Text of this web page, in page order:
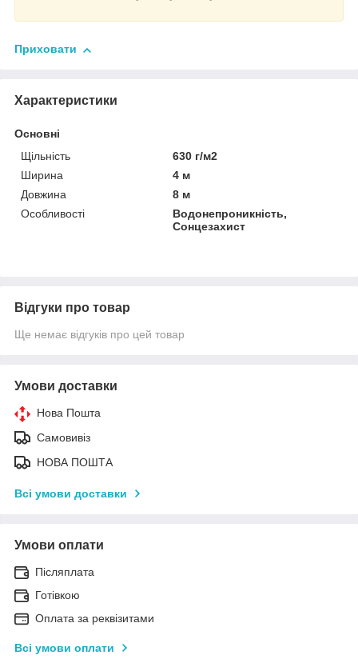
Приховати
Характеристики
Основні
Щільність
630 г/м2
Ширина
4 м
Довжина
8 м
Особливості
Водонепроникність,
Сонцезахист
Відгуки про товар
Ще немає відгуків про цей товар
Умови доставки
Нова Пошта
Самовивіз
НОВА ПОШТА
Всі умови доставки
Умови оплати
Післяплата
Готівкою
Оплата за реквізитами
Всі умови оплати